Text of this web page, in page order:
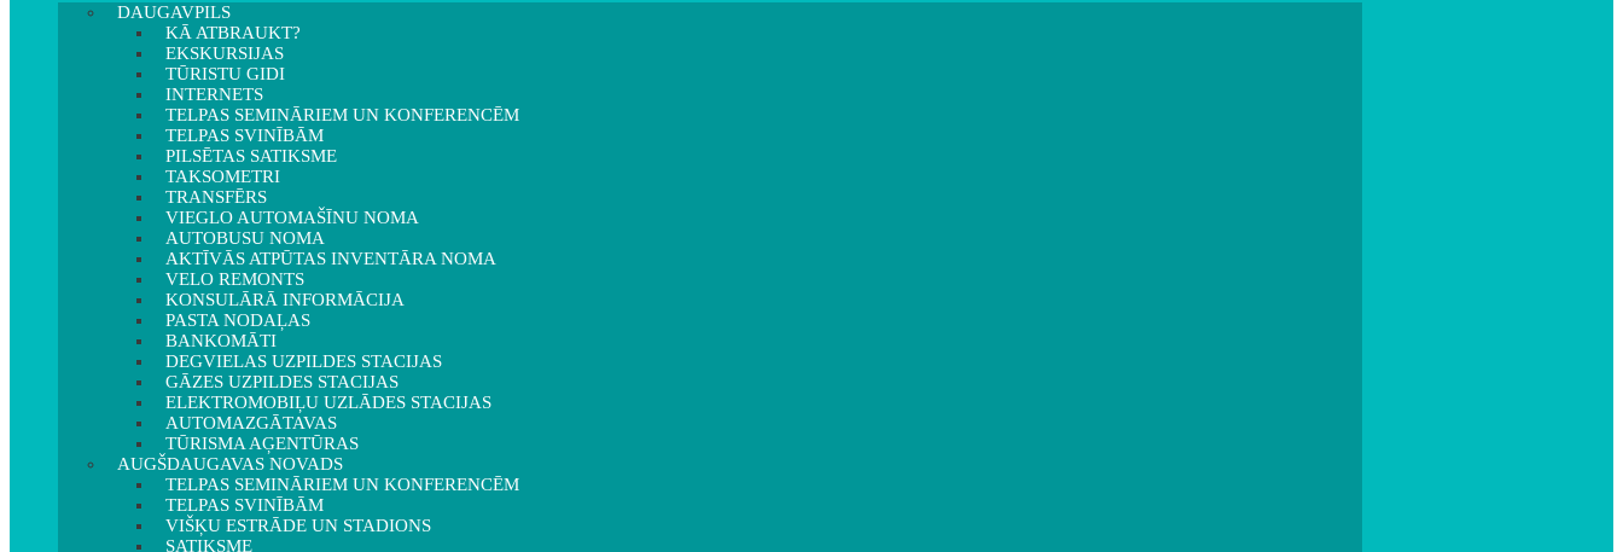
DAUGAVPILS
KĀ ATBRAUKT?
EKSKURSIJAS
TŪRISTU GIDI
INTERNETS
TELPAS SEMINĀRIEM UN KONFERENCĒM
TELPAS SVINĪBĀM
PILSĒTAS SATIKSME
TAKSOMETRI
TRANSFĒRS
VIEGLO AUTOMAŠĪNU NOMA
AUTOBUSU NOMA
AKTĪVĀS ATPŪTAS INVENTĀRA NOMA
VELO REMONTS
KONSULĀRĀ INFORMĀCIJA
PASTA NODAĻAS
BANKOMĀTI
DEGVIELAS UZPILDES STACIJAS
GĀZES UZPILDES STACIJAS
ELEKTROMOBIĻU UZLĀDES STACIJAS
AUTOMAZGĀTAVAS
TŪRISMA AĢENTŪRAS
AUGŠDAUGAVAS NOVADS
TELPAS SEMINĀRIEM UN KONFERENCĒM
TELPAS SVINĪBĀM
VIŠĶU ESTRĀDE UN STADIONS
SATIKSME